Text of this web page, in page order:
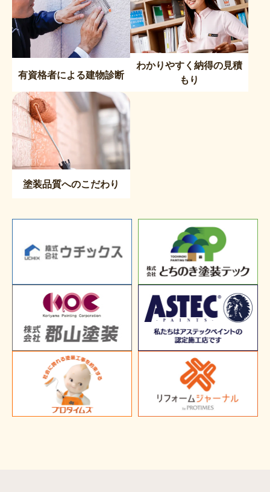
有資格者による建物診断
わかりやすく納得の見積
もり
塗装品質へのこだわり